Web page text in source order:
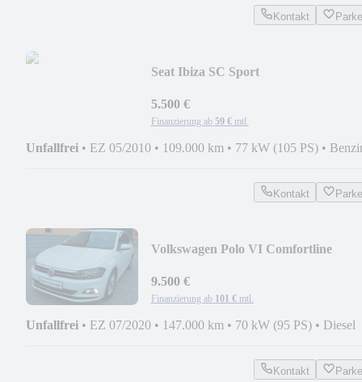
Kontakt
Seat Ibiza SC Sport
5.500 €
Finanzierung ab 59 € mtl.
Unfallfrei • EZ 05/2010 • 109.000 km • 77 kW (105 PS) •
Kontakt
Volkswagen Polo VI Comfortline
9.500 €
Finanzierung ab 101 € mtl.
Unfallfrei • EZ 07/2020 • 147.000 km • 70 kW (95 PS) • Diesel
Kontakt